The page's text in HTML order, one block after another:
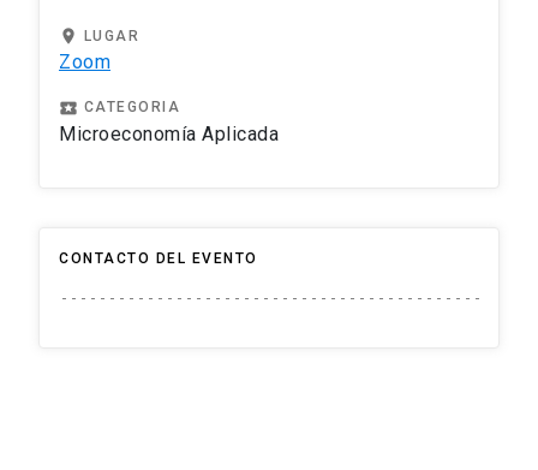
location_on LUGAR
Zoom
local_play CATEGORIA
Microeconomía Aplicada
CONTACTO DEL EVENTO